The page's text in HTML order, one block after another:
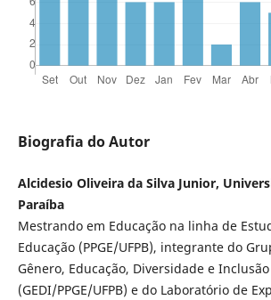
Biografia do Autor
Alcidesio Oliveira da Silva Junior,
Paraíba
Mestrando em Educação na linha de
Educação (PPGE/UFPB), integrante do
Gênero, Educação, Diversidade e Inclusão
(GEDI/PPGE/UFPB) e do Laboratório de